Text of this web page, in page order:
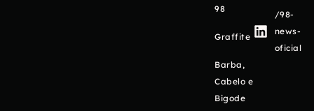
98
Graffite
Barba,
Cabelo e
Bigode
/98-
news-
oficial